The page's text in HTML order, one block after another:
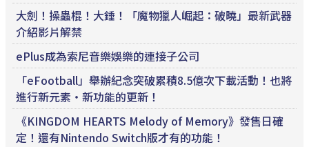
大劍！操蟲棍！大錘！「魔物獵人崛起：破曉」最新武器
介紹影片解禁
ePlus成為索尼音樂娛樂的連接子公司
「eFootball」舉辦紀念突破累積8.5億次下載活動！也將
進行新元素・新功能的更新！
《KINGDOM HEARTS Melody of Memory》發售日確
定！還有Nintendo Switch版才有的功能！